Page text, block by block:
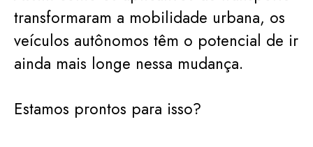
transformaram a mobilidade urbana, os
veículos autônomos têm o potencial de ir
ainda mais longe nessa mudança.
Estamos prontos para isso?